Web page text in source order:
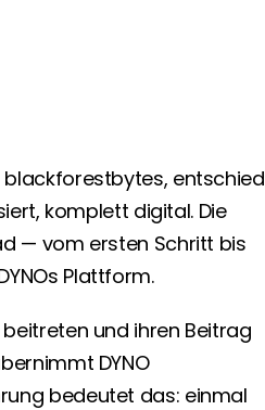
entschied
komplett digital. Die
— vom ersten Schritt bis
Plattform.
und ihren Beitrag
DYNO
bedeutet das: einmal